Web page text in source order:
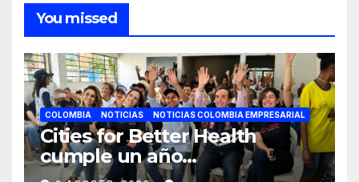
You missed
COLOMBIA NOTICIAS NOTICIAS COLOMBIA EMPRESARIAL
Cities for Better Health
cumple un año
transformando la salud en